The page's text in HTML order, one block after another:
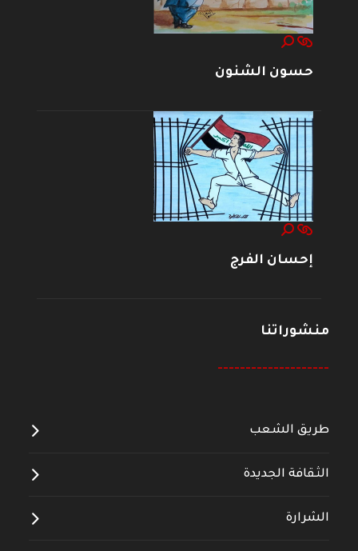
حسون الشنون
إحسان الفرج
منشوراتنا
--------------------
طريق الشعب
الثقافة الجديدة
الشرارة